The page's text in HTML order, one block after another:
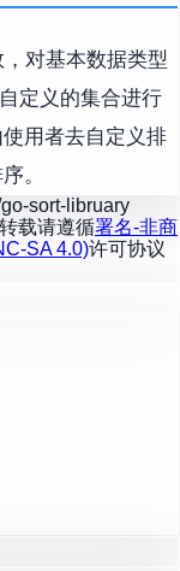
对基本数据类型
定义的集合进行
用者去自定义排
。
sort-libruary
载请遵循署名-非商
SA 4.0)许可协议